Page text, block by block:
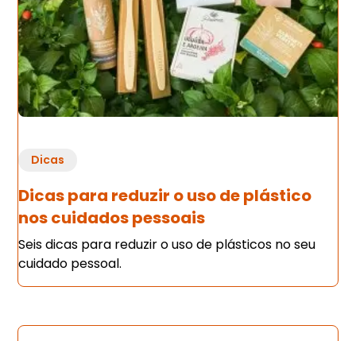
Dicas
Dicas para reduzir o uso de plástico
nos cuidados pessoais
Seis dicas para reduzir o uso de plásticos no seu
cuidado pessoal.